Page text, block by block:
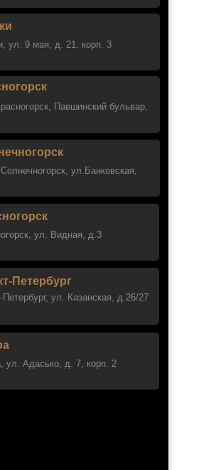
ул.Банковская,
ул. Видная, д.3
ул. 9 мая, д. 21, корп. 3
ул. Адасько, д. 7, корп. 2
Петербург
Петербург, ул. Казанская, д.26/27
Павшинский бульвар,